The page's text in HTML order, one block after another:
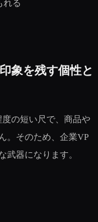
れる
象を残す個性と
の短い尺で、商品や
。そのため、企業VP
武器になります。